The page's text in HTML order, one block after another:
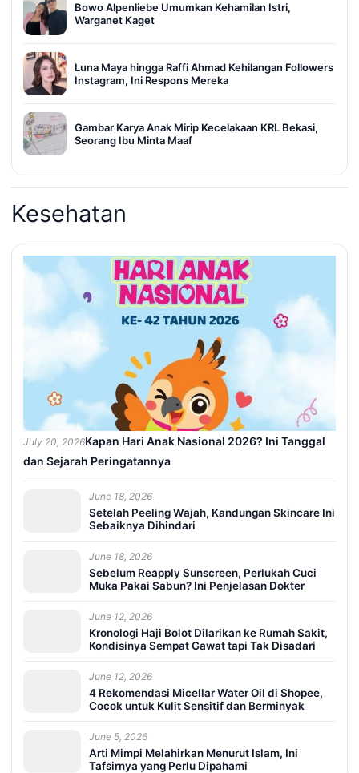
Bowo Alpenliebe Umumkan Kehamilan Istri,
Warganet Kaget
Luna Maya hingga Raffi Ahmad Kehilangan Followers
Instagram, Ini Respons Mereka
Gambar Karya Anak Mirip Kecelakaan KRL Bekasi,
Seorang Ibu Minta Maaf
Kesehatan
July 20, 2026Kapan Hari Anak Nasional 2026? Ini Tanggal
dan Sejarah Peringatannya
June 18, 2026
Setelah Peeling Wajah, Kandungan Skincare Ini
Sebaiknya Dihindari
June 18, 2026
Sebelum Reapply Sunscreen, Perlukah Cuci
Muka Pakai Sabun? Ini Penjelasan Dokter
June 12, 2026
Kronologi Haji Bolot Dilarikan ke Rumah Sakit,
Kondisinya Sempat Gawat tapi Tak Disadari
June 12, 2026
4 Rekomendasi Micellar Water Oil di Shopee,
Cocok untuk Kulit Sensitif dan Berminyak
June 5, 2026
Arti Mimpi Melahirkan Menurut Islam, Ini
Tafsirnya yang Perlu Dipahami